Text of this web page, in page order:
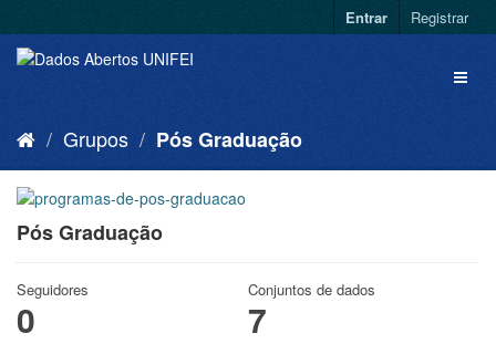
Entrar Registrar
Grupos Pós Graduação
Pós Graduação
Seguidores
0
Conjuntos de dados
7